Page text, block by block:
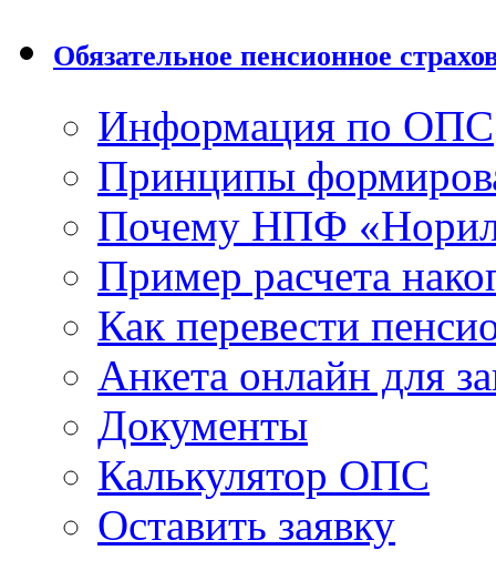
Обязательное пенсионное
Информация по ОПС
Принципы
Почему НПФ
Пример расчета
Как перевести
Анкета онлайн для
Документы
Калькулятор ОПС
Оставить заявку